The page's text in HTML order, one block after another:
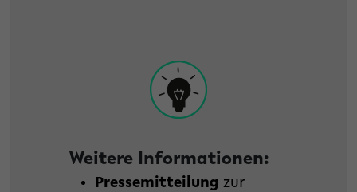
Weitere Informationen:
Pressemitteilung zur